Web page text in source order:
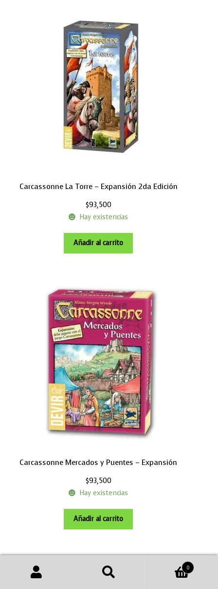
Carcassonne La Torre – Expansión 2da Edición
$93,500
Hay existencias
Añadir al carrito
Carcassonne Mercados y Puentes – Expansión
$93,500
Hay existencias
Añadir al carrito
0